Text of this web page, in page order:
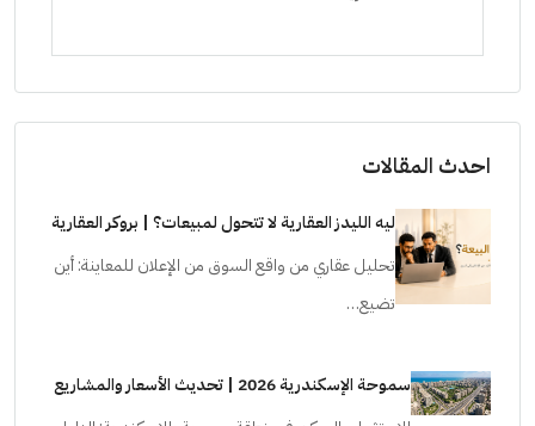
احدث المقالات
ليه الليدز العقارية لا تتحول لمبيعات؟ | بروكر العقارية
تحليل عقاري من واقع السوق من الإعلان للمعاينة: أين
تضيع…
سموحة الإسكندرية 2026 | تحديث الأسعار والمشاريع